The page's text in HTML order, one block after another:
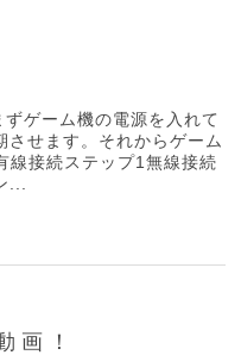
ゲーム機の電源を入れて
させます。それからゲーム
線接続ステップ1無線接続
...
画！